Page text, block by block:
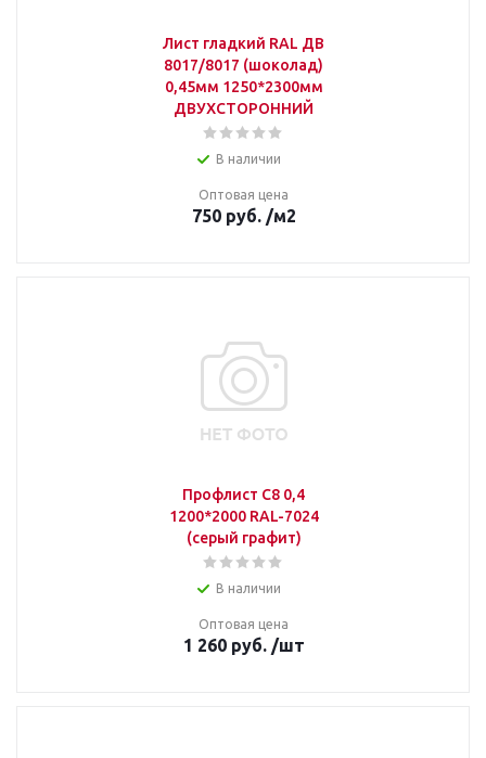
Лист гладкий RAL ДВ
8017/8017 (шоколад)
0,45мм 1250*2300мм
ДВУХСТОРОННИЙ
В наличии
Оптовая цена
750руб. /м2
Профлист С8 0,4
1200*2000 RAL-7024
(серый графит)
В наличии
Оптовая цена
1 260руб. /шт